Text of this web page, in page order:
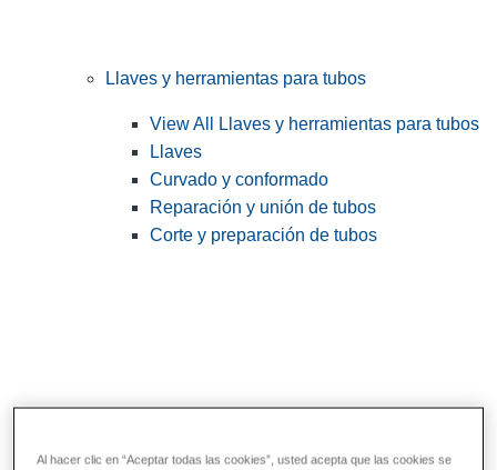
Llaves y herramientas para tubos
View All Llaves y herramientas para tubos
Llaves
Curvado y conformado
Reparación y unión de tubos
Corte y preparación de tubos
Al hacer clic en “Aceptar todas las cookies”, usted acepta que las cookies se